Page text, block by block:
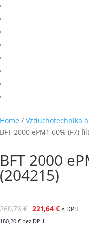
Home / Vzduchotechnika
BFT 2000 ePM1 60% (F7)
BFT 2000
(204215)
260,76€ 221,64 € s DPH
180,20 € bez DPH